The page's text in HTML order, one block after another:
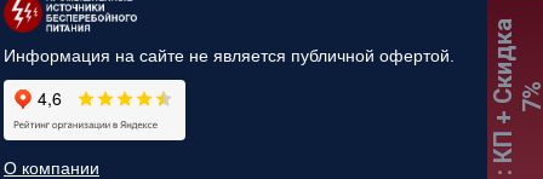
Информация на сайте не является публичной офертой.
О компании :
К
П
+
С
к
и
д
к
а
7